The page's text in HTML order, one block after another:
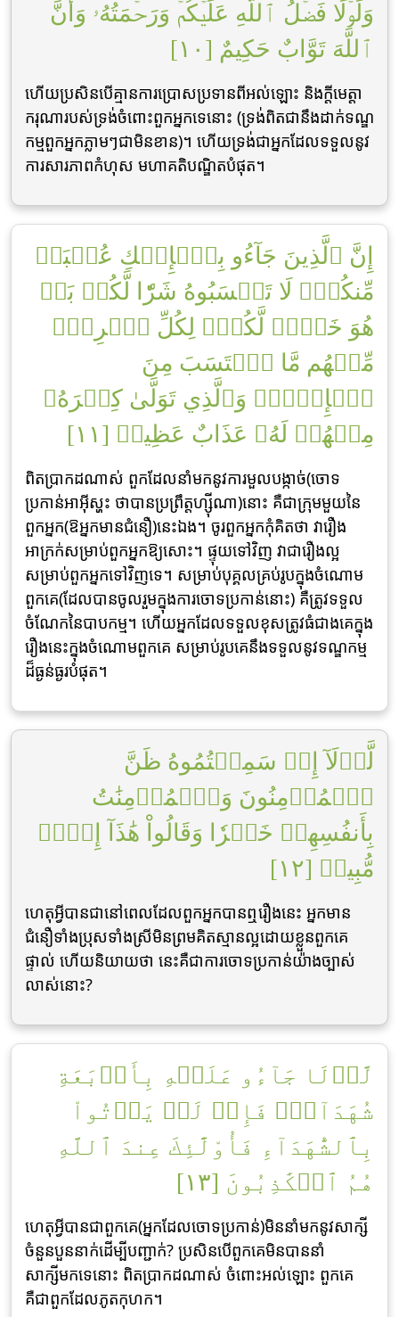
وَلَوۡلَا فَضۡلُ ٱللَّهِ عَلَيۡكُمۡ وَرَحۡمَتُهُۥ وَأَنَّ
ٱللَّهَ تَوَّابٌ حَكِيمٌ [١٠]
ហើយប្រសិនបើគ្មានការប្រោសប្រទានពីអល់ឡោះ និងក្តីមេត្តា
ករុណារបស់ទ្រង់ចំពោះពួកអ្នកទេនោះ (ទ្រង់ពិតជានឹងដាក់ទណ្ឌ
កម្មពួកអ្នកភ្លាមៗជាមិនខាន)។ ហើយទ្រង់ជាអ្នកដែលទទួលនូវ
ការសារភាពកំហុស មហាគតិបណ្ឌិតបំផុត។
إِنَّ ٱلَّذِينَ جَآءُو بِٱلۡإِفۡكِ عُصۡبَةٞ
مِّنكُمۡۚ لَا تَحۡسَبُوهُ شَرّٗا لَّكُمۖ بَلۡ
هُوَ خَيۡرٞ لَّكُمۡۚ لِكُلِّ ٱمۡرِيٕٖ
مِّنۡهُم مَّا ٱكۡتَسَبَ مِنَ
ٱلۡإِثۡمِۚ وَٱلَّذِي تَوَلَّىٰ كِبۡرَهُۥ
مِنۡهُمۡ لَهُۥ عَذَابٌ عَظِيمٞ [١١]
ពិតប្រាកដណាស់ ពួកដែលនាំមកនូវការមួលបង្កាច់(ចោទ
ប្រកាន់អាអ៊ីស្ហះ ថាបានប្រព្រឹត្តហ្ស៊ីណា)នោះ គឺជាក្រុមមួយនៃ
ពួកអ្នក(ឱអ្នកមានជំនឿ)នេះឯង។ ចូរពួកអ្នកកុំគិតថា វារឿង
អាក្រក់សម្រាប់ពួកអ្នកឱ្យសោះ។ ផ្ទុយទៅវិញ វាជារឿងល្អ
សម្រាប់ពួកអ្នកទៅវិញទេ។ សម្រាប់បុគ្គលគ្រប់រូបក្នុងចំណោម
ពួកគេ(ដែលបានចូលរួមក្នុងការចោទប្រកាន់នោះ) គឺត្រូវទទួល
ចំណែកនៃបាបកម្ម។ ហើយអ្នកដែលទទួលខុសត្រូវធំជាងគេក្នុង
រឿងនេះក្នុងចំណោមពួកគេ សម្រាប់រូបគេនឹងទទួលនូវទណ្ឌកម្ម
ដ៏ធ្ងន់ធ្ងរបំផុត។
لَّوۡلَآ إِذۡ سَمِعۡتُمُوهُ ظَنَّ
ٱلۡمُؤۡمِنُونَ وَٱلۡمُؤۡمِنَٰتُ
بِأَنفُسِهِمۡ خَيۡرٗا وَقَالُواْ هَٰذَآ إِفۡكٞ
مُّبِينٞ [١٢]
ហេតុអ្វីបានជានៅពេលដែលពួកអ្នកបានឮរឿងនេះ អ្នកមាន
ជំនឿទាំងប្រុសទាំងស្រីមិនព្រមគិតស្មានល្អដោយខ្លួនពួកគេ
ផ្ទាល់ ហើយនិយាយថា នេះគឺជាការចោទប្រកាន់យ៉ាងច្បាស់
លាស់នោះ?
لَّوۡلَا جَآءُو عَلَيۡهِ بِأَرۡبَعَةِ
شُهَدَآءَۚ فَإِذۡ لَمۡ يَأۡتُواْ
بِٱلشُّهَدَآءِ فَأُوْلَٰٓئِكَ عِندَ ٱللَّهِ
هُمُ ٱلۡكَٰذِبُونَ [١٣]
ហេតុអ្វីបានជាពួកគេ(អ្នកដែលចោទប្រកាន់)មិននាំមកនូវសាក្សី
ចំនួនបួននាក់ដើម្បីបញ្ជាក់? ប្រសិនបើពួកគេមិនបាននាំ
សាក្សីមកទេនោះ ពិតប្រាកដណាស់ ចំពោះអល់ឡោះ ពួកគេ
គឺជាពួកដែលភូតកុហក។